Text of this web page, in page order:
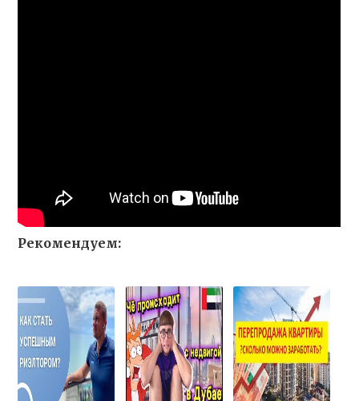
Рекомендуем: